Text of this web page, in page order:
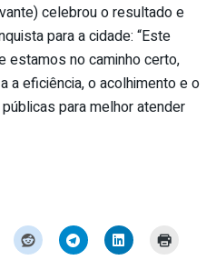
celebrou o resultado e
para a cidade: “Este
estamos no caminho certo,
a eficiência, o acolhimento e o
para melhor atender